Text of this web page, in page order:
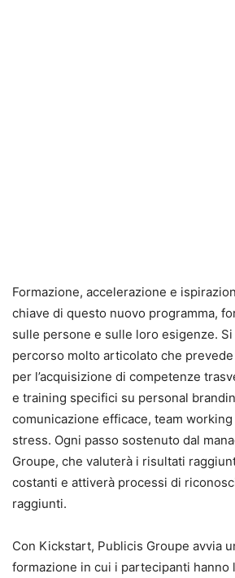
Formazione, accelerazione e
chiave di questo nuovo programma,
sulle persone e sulle loro esigenze.
percorso molto articolato che
per l’acquisizione di competenze
e training specifici su personal
comunicazione efficace, team
stress. Ogni passo sostenuto dal
Groupe, che valuterà i risultati
costanti e attiverà processi di
raggiunti.
Con Kickstart, Publicis Groupe avvia
formazione in cui i partecipanti hanno